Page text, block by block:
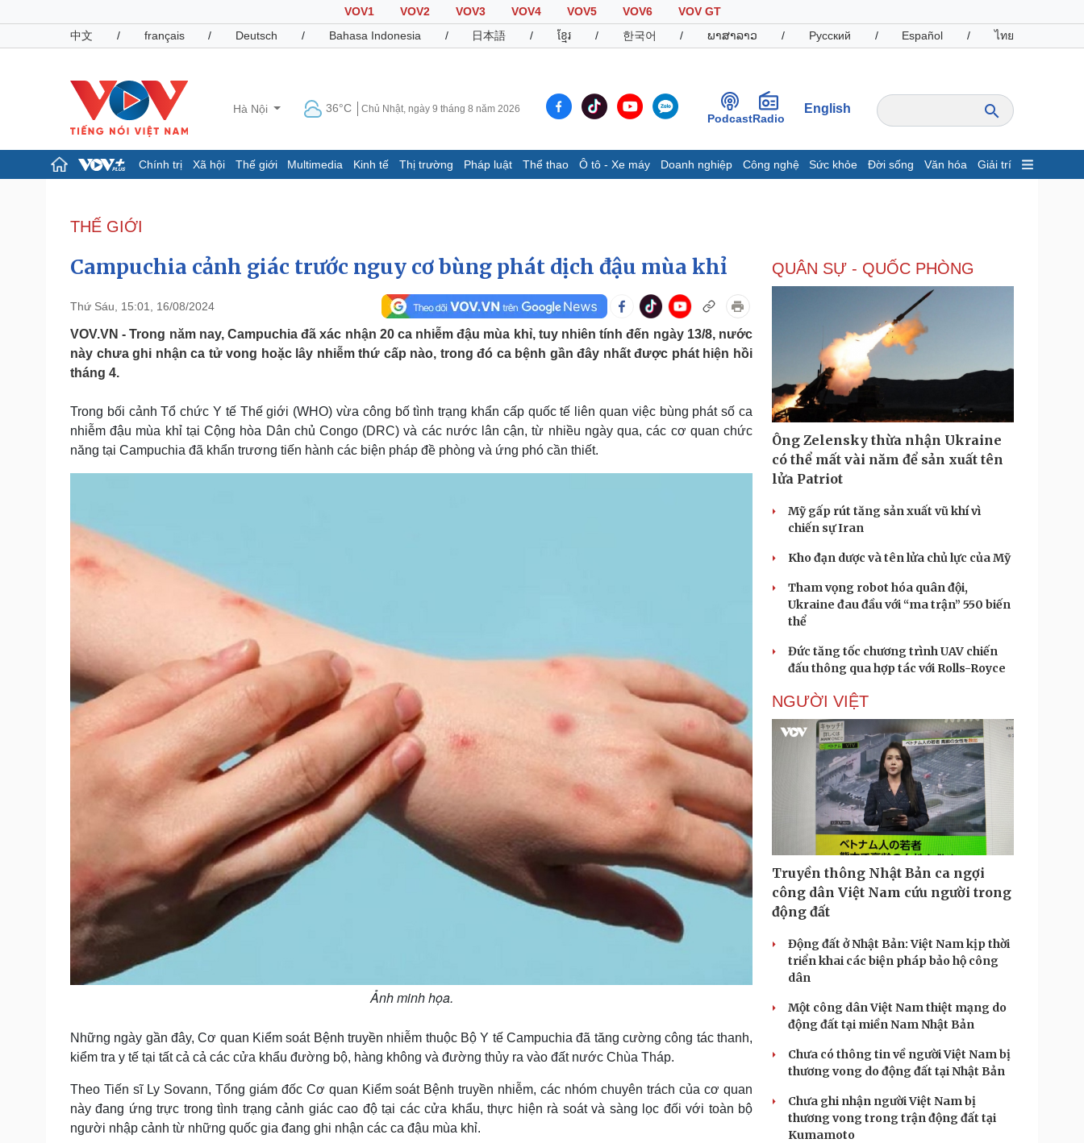
VOV1 VOV2 VOV3 VOV4 VOV5 VOV6
VOV GT
中文
/ français / Deutsch / Bahasa Indonesia / 日本語 / ខ្មែរ / 한국어 / ພາສາລາວ / Русский / Español / ไทย
Hà Nội 36°C Chủ Nhật, ngày 9 tháng 8 năm 2026
PodcastRadio
English
Chính trị Xã hội Thế giới Multimedia Kinh tế Thị trường Pháp luật Thể thao Ô tô - Xe máy Doanh nghiệp Công nghệ Sức khỏe Đời sống Văn hóa Giải trí
Đảng
Tổ chức nhân sự
Nhận diện sự thật
Dấu ấn VOV
Infographic
Chứng khoán
Giá cà phê
Pháp luật
Vụ án
Tin nóng
Quân sự - Quốc phòng
Vũ khí
Thể thao
Bóng đá
eSports
Hậu trường
Ô tô - Xe máy
Ô tô
Doanh nghiệp
Thông tin doanh nghiệp
Doanh nhân
Vì cộng đồng
Công nghệ
Sành điệu
Chuyển đổi số
Sức khỏe
Nhi khoa
Nam khoa
Làm đẹp - giảm cân
Phòng mạch online
Đời sống
Văn hóa
Giải trí
Podcast
Cửa sổ tình yêu
Kể chuyện cho bé
THẾ GIỚI
Campuchia cảnh giác trước nguy cơ bùng phát dịch đậu mùa khỉ
Thứ Sáu, 15:01, 16/08/2024
VOV.VN - Trong năm nay, Campuchia đã xác nhận 20 ca nhiễm đậu mùa khỉ, tuy nhiên tính đến ngày 13/8, nước
này chưa ghi nhận ca tử vong hoặc lây nhiễm thứ cấp nào, trong đó ca bệnh gần đây nhất được phát hiện hồi
tháng 4.
Trong bối cảnh Tổ chức Y tế Thế giới (WHO) vừa công bố tình trạng khẩn cấp quốc tế liên quan việc bùng phát số ca
nhiễm đậu mùa khỉ tại Cộng hòa Dân chủ Congo (DRC) và các nước lân cận, từ nhiều ngày qua, các cơ quan chức
năng tại Campuchia đã khẩn trương tiến hành các biện pháp đề phòng và ứng phó cần thiết.
Ảnh minh họa.
Những ngày gần đây, Cơ quan Kiểm soát Bệnh truyền nhiễm thuộc Bộ Y tế Campuchia đã tăng cường công tác thanh,
kiểm tra y tế tại tất cả cả các cửa khẩu đường bộ, hàng không và đường thủy ra vào đất nước Chùa Tháp.
Theo Tiến sĩ Ly Sovann, Tổng giám đốc Cơ quan Kiểm soát Bệnh truyền nhiễm, các nhóm chuyên trách của cơ quan
này đang ứng trực trong tình trạng cảnh giác cao độ tại các cửa khẩu, thực hiện rà soát và sàng lọc đối với toàn bộ
người nhập cảnh từ những quốc gia đang ghi nhận các ca đậu mùa khỉ.
QUÂN SỰ - QUỐC PHÒNG
Ông Zelensky thừa nhận Ukraine
có thể mất vài năm để sản xuất tên
lửa Patriot
Mỹ gấp rút tăng sản xuất vũ khí vì
chiến sự Iran
Kho đạn dược và tên lửa chủ lực của Mỹ
Tham vọng robot hóa quân đội,
Ukraine đau đầu với “ma trận” 550 biến
thể
Đức tăng tốc chương trình UAV chiến
đấu thông qua hợp tác với Rolls-Royce
NGƯỜI VIỆT
Truyền thông Nhật Bản ca ngợi
công dân Việt Nam cứu người trong
động đất
Động đất ở Nhật Bản: Việt Nam kịp thời
triển khai các biện pháp bảo hộ công
dân
Một công dân Việt Nam thiệt mạng do
động đất tại miền Nam Nhật Bản
Chưa có thông tin về người Việt Nam bị
thương vong do động đất tại Nhật Bản
Chưa ghi nhận người Việt Nam bị
thương vong trong trận động đất tại
Kumamoto